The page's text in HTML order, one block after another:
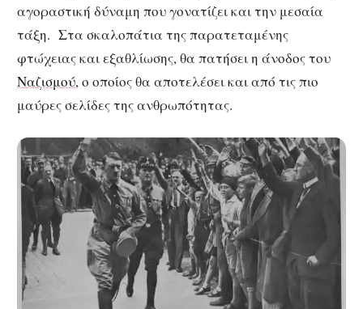
αγοραστική δύναμη που γονατίζει και την μεσαία
τάξη. Στα σκαλοπάτια της παρατεταμένης
φτώχειας και εξαθλίωσης, θα πατήσει η άνοδος του
Ναζισμού, ο οποίος θα αποτελέσει και από τις πιο
μαύρες σελίδες της ανθρωπότητας.